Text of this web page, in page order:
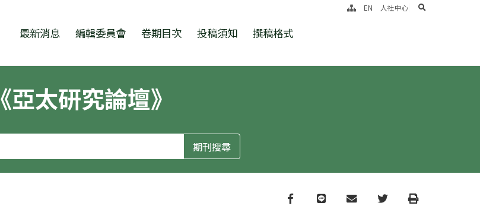
最新消息 編輯委員會 卷期目次 投稿須知 撰稿格式
EN 人社中心 search
《亞太研究論壇》
Facebook
line email TwitterPrint